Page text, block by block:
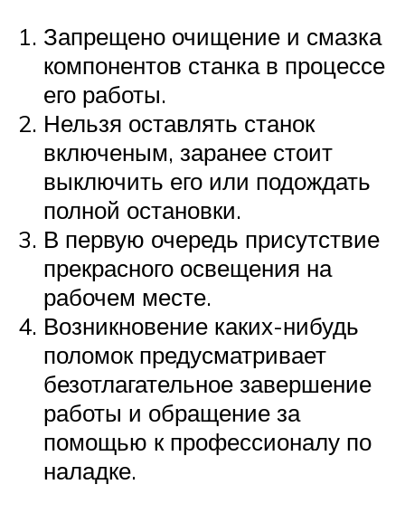
Запрещено очищение и смазка
компонентов станка в процессе
его работы.
Нельзя оставлять станок
включеным, заранее стоит
выключить его или подождать
полной остановки.
В первую очередь присутствие
прекрасного освещения на
рабочем месте.
Возникновение каких-нибудь
поломок предусматривает
безотлагательное завершение
работы и обращение за
помощью к профессионалу по
наладке.